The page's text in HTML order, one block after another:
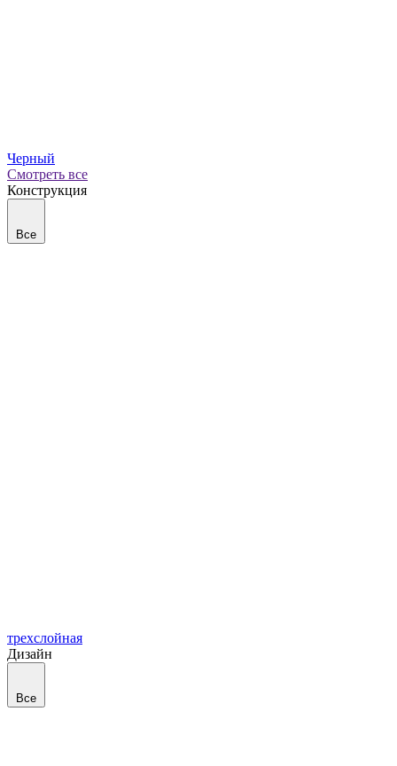
Черный
Смотреть все
Конструкция
Все
трехслойная
Дизайн
Все